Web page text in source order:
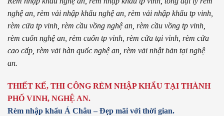
nghệ an, rèm vải nhập khẩu nghệ an, rèm vải nhập khẩu tp vinh,
rèm cửa tp vinh, rèm cầu vồng nghệ an, rèm cầu vồng tp vinh,
rèm cuốn nghệ an, rèm cuốn tp vinh, rèm cửa tại vinh, rèm cửa
cao cấp, rèm vải hàn quốc nghệ an, rèm vải nhật bản tại nghệ
an.
THIẾT KẾ, THI CÔNG RÈM NHẬP KHẨU TẠI THÀNH
PHỐ VINH, NGHỆ AN.
Rèm nhập khẩu Á Châu – Đẹp mãi với thời gian.